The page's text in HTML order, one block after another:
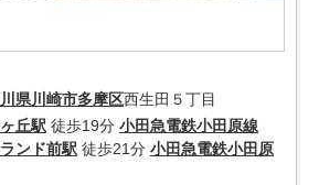
県川崎市多摩区西生田５丁目
丘駅 徒歩19分 小田急電鉄小田原線
ンド前駅 徒歩21分 小田急電鉄小田原